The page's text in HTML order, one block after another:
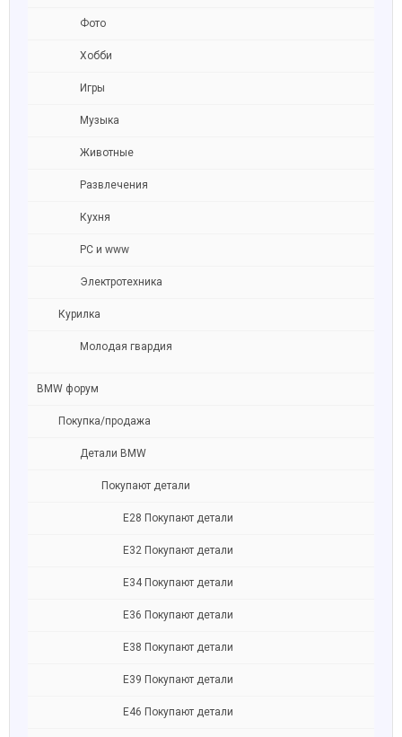
Фото
Хобби
Игры
Музыка
Животные
Развлечения
Кухня
PC и www
Электротехника
Курилка
Молодая гвардия
BMW форум
Покупка/продажа
Детали BMW
Покупают детали
Е28 Покупают детали
Е32 Покупают детали
Е34 Покупают детали
Е36 Покупают детали
Е38 Покупают детали
Е39 Покупают детали
Е46 Покупают детали